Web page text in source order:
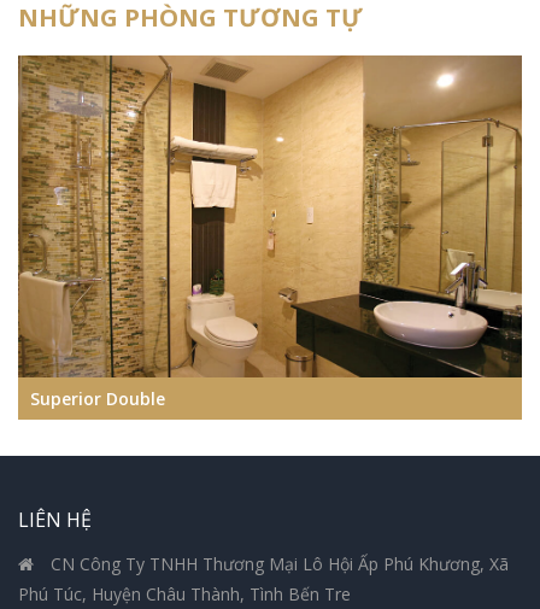
NHỮNG PHÒNG TƯƠNG TỰ
Superior Double
LIÊN HỆ
CN Công Ty TNHH Thương Mại Lô Hội Ấp Phú Khương, Xã
Phú Túc, Huyện Châu Thành, Tình Bến Tre